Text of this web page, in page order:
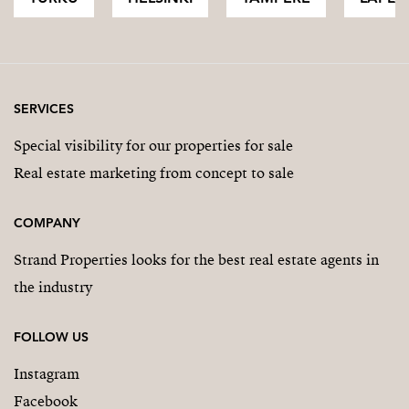
SERVICES
Special visibility for our properties for sale
Real estate marketing from concept to sale
COMPANY
Strand Properties looks for the best real estate agents in
the industry
FOLLOW US
Instagram
Facebook